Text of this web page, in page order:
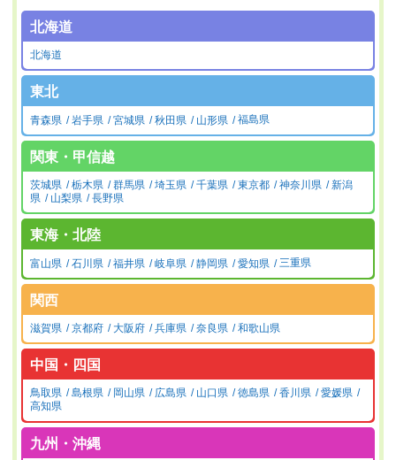
北海道
北海道
東北
青森県 岩手県 宮城県 秋田県 山形県 福島県
関東・甲信越
茨城県 栃木県 群馬県 埼玉県 千葉県 東京都 神奈川県
新潟
県
山梨県 長野県
東海・北陸
富山県 石川県 福井県 岐阜県 静岡県 愛知県 三重県
関西
滋賀県 京都府 大阪府 兵庫県 奈良県 和歌山県
中国・四国
鳥取県 島根県 岡山県 広島県 山口県 徳島県 香川県
愛媛県
高知県
九州・沖縄